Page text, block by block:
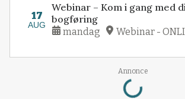
17
AUG
Webinar – Kom i gang med
bogføring
mandag Webinar -
Annonce
Loading...